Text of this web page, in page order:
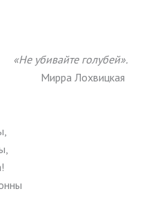
«Не убивайте голубей».
Мирра Лохвицкая